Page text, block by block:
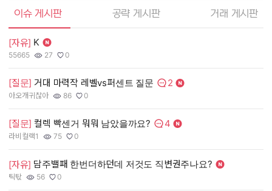
엘소드 커뮤니티
이슈 게시판 공략 게시판 거래 게시판
[자유] K
작성자:
55665
조회수:
27
추천수:
0
[질문] 거대 마력작 레벨vs퍼센트 질문 댓글수:
2
작성자:
아오개귀찮아
조회수:
86
추천수:
0
[질문] 컬렉 빡센거 뭐뭐 남았을까요? 댓글수:
4
작성자:
라비컬랙1
조회수:
75
추천수:
0
[자유] 담주밸패 한번더하던데 저것도 직변권주나요?
작성자:
틱탃
조회수:
56
추천수:
0